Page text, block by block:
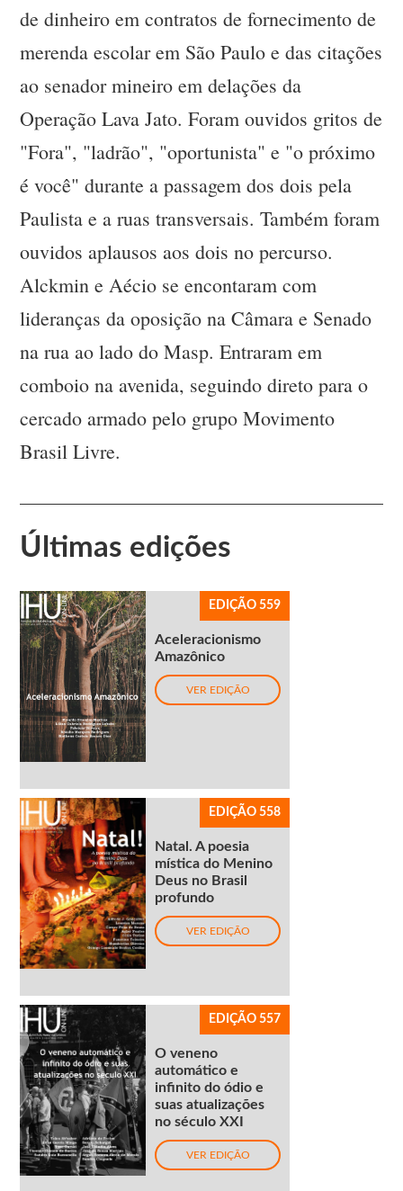
de dinheiro em contratos de fornecimento de
merenda escolar em São Paulo e das citações
ao senador mineiro em delações da
Operação Lava Jato. Foram ouvidos gritos de
"Fora", "ladrão", "oportunista" e "o próximo
é você" durante a passagem dos dois pela
Paulista e a ruas transversais. Também foram
ouvidos aplausos aos dois no percurso.
Alckmin e Aécio se encontaram com
lideranças da oposição na Câmara e Senado
na rua ao lado do Masp. Entraram em
comboio na avenida, seguindo direto para o
cercado armado pelo grupo Movimento
Brasil Livre.
Últimas edições
EDIÇÃO 559
Aceleracionismo
Amazônico
VER EDIÇÃO
EDIÇÃO 558
Natal. A poesia
mística do Menino
Deus no Brasil
profundo
VER EDIÇÃO
EDIÇÃO 557
O veneno
automático e
infinito do ódio e
suas atualizações
no século XXI
VER EDIÇÃO